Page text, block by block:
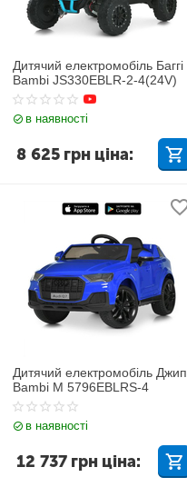
Дитячий електромобіль Баггі
Bambi JS330EBLR-2-4(24V)
в наявності
8 625 грн ціна:
Дитячий електромобіль Джип
Bambi M 5796EBLRS-4
в наявності
12 737 грн ціна: